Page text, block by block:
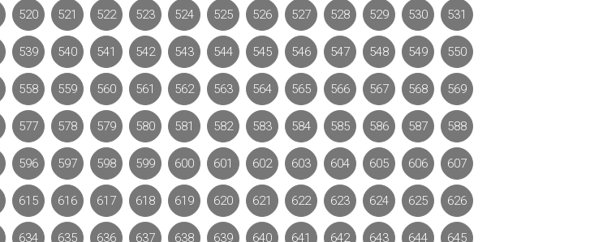
520 521 522 523 524 525 526 527 528 529 530 531
539 540 541 542 543 544 545 546 547 548 549 550
558 559 560 561 562 563 564 565 566 567 568 569
577 578 579 580 581 582 583 584 585 586 587 588
596 597 598 599 600 601 602 603 604 605 606 607
615 616 617 618 619 620 621 622 623 624 625 626
634 635 636 637 638 639 640 641 642 643 644 645